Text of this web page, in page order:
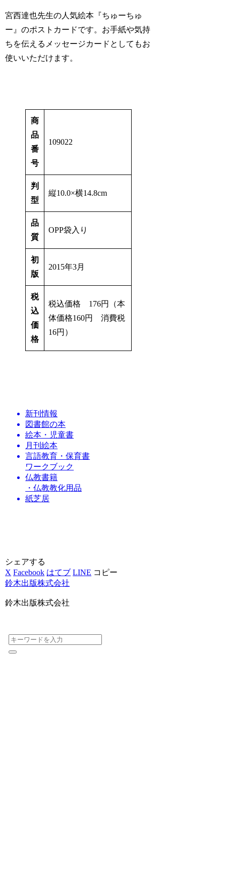
宮西達也先生の人気絵本『ちゅーちゅ
ー』のポストカードです。お手紙や気持
ちを伝えるメッセージカードとしてもお
使いいただけます。
商
品
番
号
109022
判
型
縦10.0×横14.8cm
品
質
OPP袋入り
初
版
2015年3月
税
込
価
格
税込価格 176円（本
体価格160円 消費税
16円）
新刊情報
図書館の本
絵本・児童書
月刊絵本
言語教育・保育書
ワークブック
仏教書籍
・仏教教化用品
紙芝居
シェアする
X Facebook はてブ LINE コピー
鈴木出版株式会社
鈴木出版株式会社